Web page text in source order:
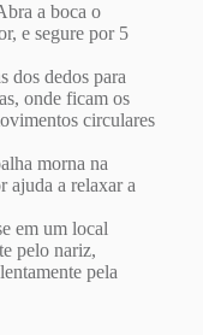
a boca o
e segure por 5
dos dedos para
onde ficam os
circulares
morna na
ajuda a relaxar a
em um local
pelo nariz,
pela